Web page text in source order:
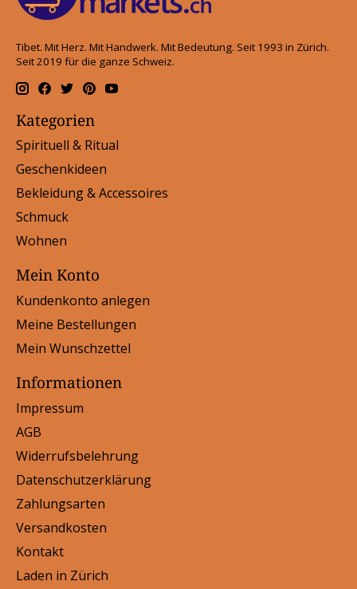
Tibet. Mit Herz. Mit Handwerk. Mit Bedeutung. Seit 1993 in Zürich.
Seit 2019 für die ganze Schweiz.
Kategorien
Spirituell & Ritual
Geschenkideen
Bekleidung & Accessoires
Schmuck
Wohnen
Mein Konto
Kundenkonto anlegen
Meine Bestellungen
Mein Wunschzettel
Informationen
Impressum
AGB
Widerrufsbelehrung
Datenschutzerklärung
Zahlungsarten
Versandkosten
Kontakt
Laden in Zürich